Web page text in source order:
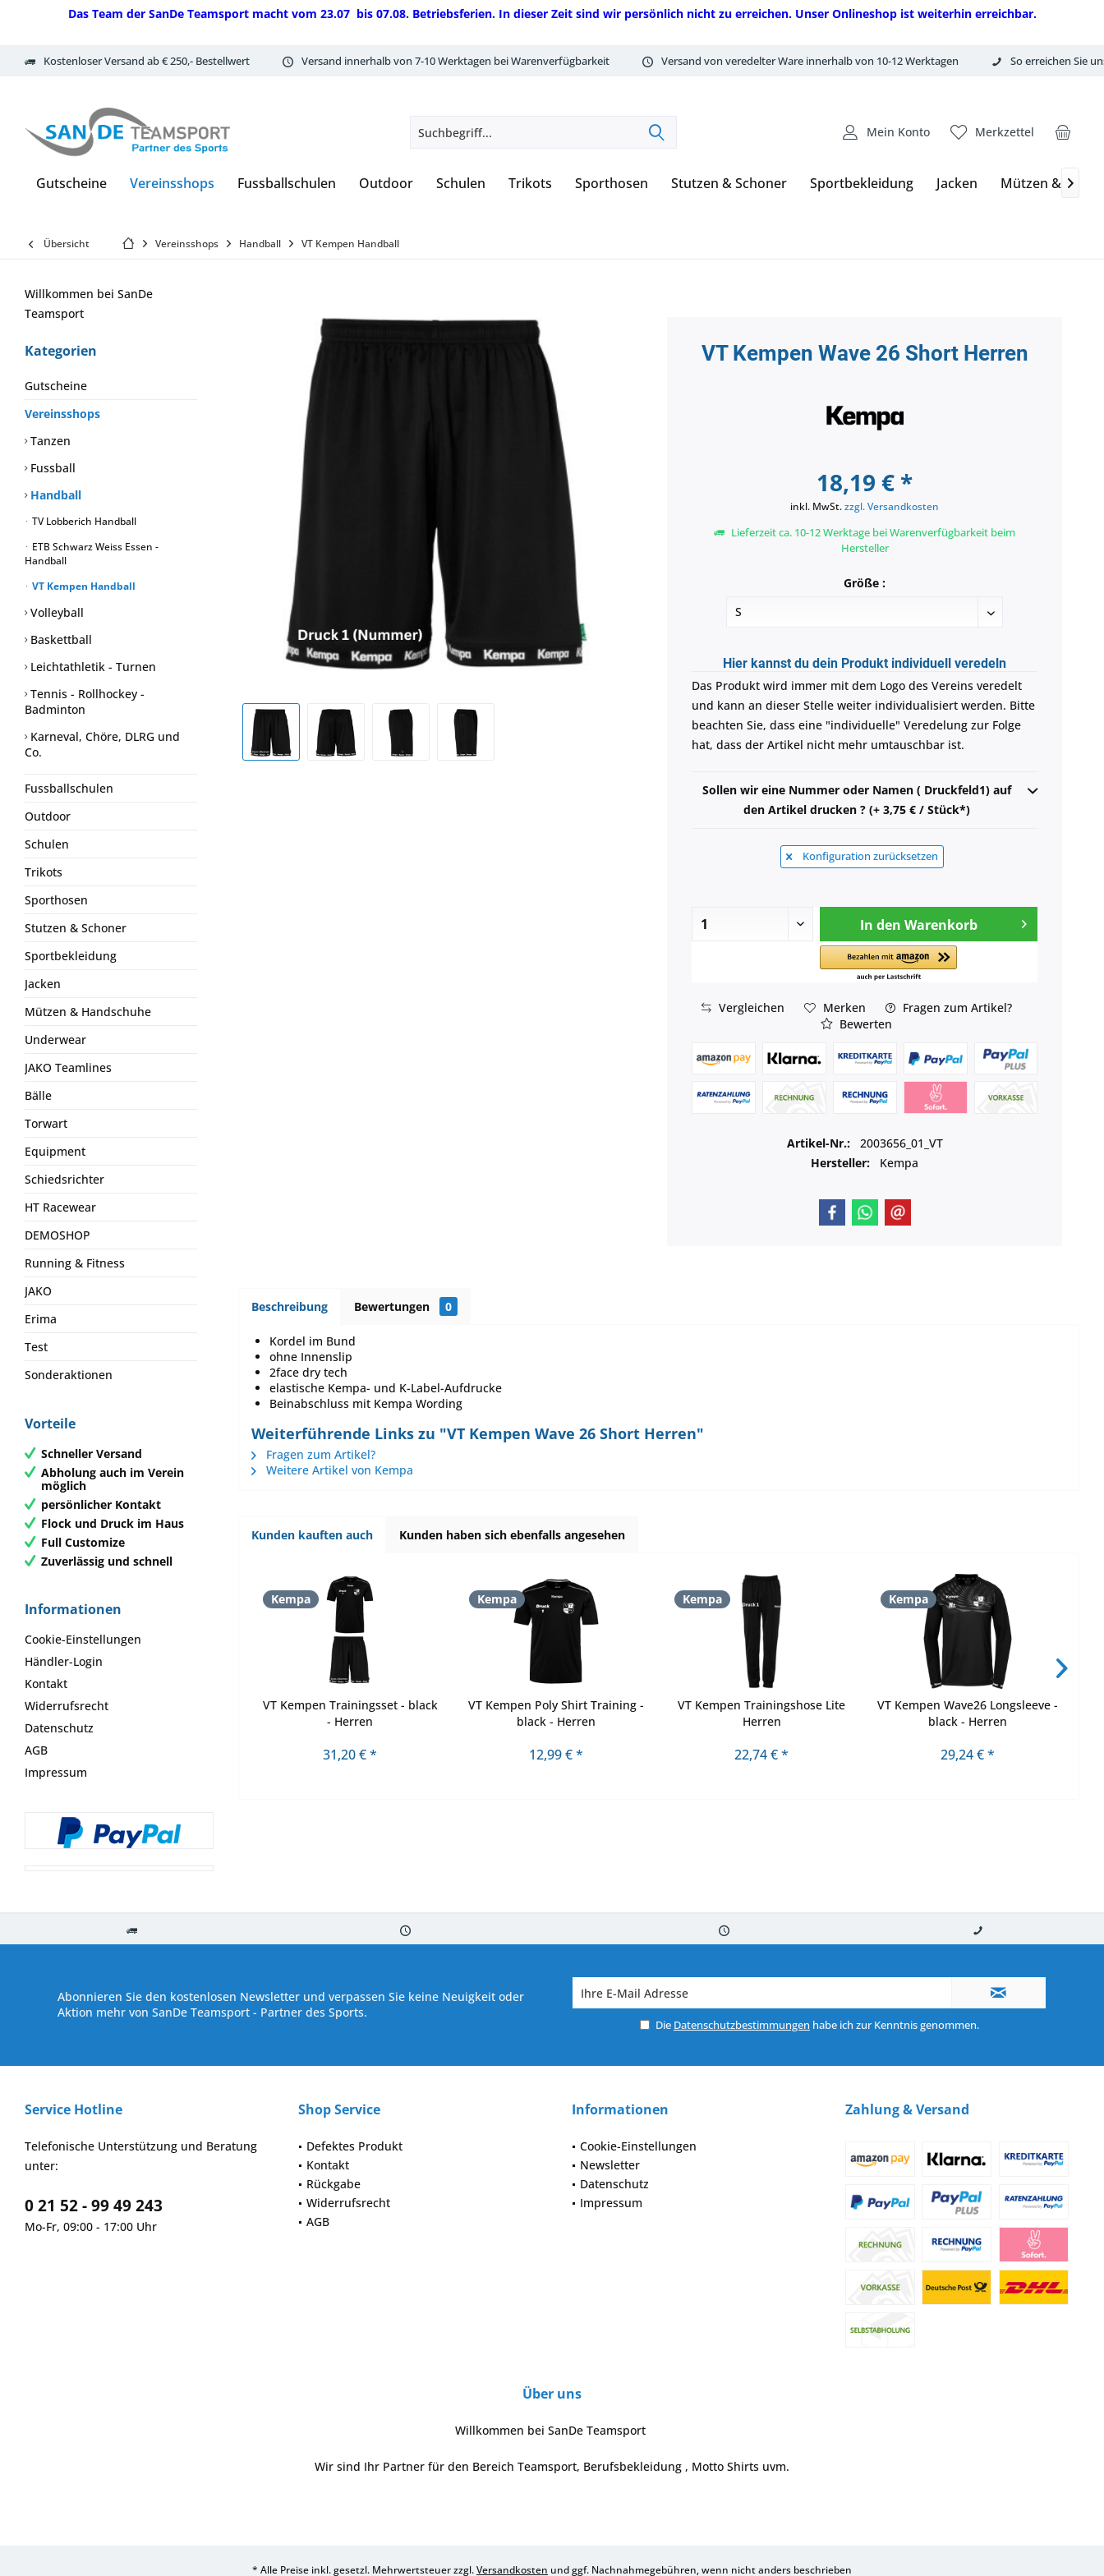
Das Team der SanDe Teamsport macht vom 23.07 bis 07.08. Betriebsferien. In dieser Zeit sind wir persönlich nicht zu erreichen. Unser Onlineshop ist weiterhin erreichbar.
Kostenloser Versand ab € 250,- Bestellwert Versand innerhalb von 7-10 Werktagen bei Warenverfügbarkeit Versand von veredelter Ware innerhalb von 10-12 Werktagen So erreichen Sie
Merkzettel
Mein Konto
Gutscheine Vereinsshops Fussballschulen Outdoor Schulen Trikots Sporthosen Stutzen & Schoner Sportbekleidung Jacken Mützen & 
Übersicht Vereinsshops Handball VT Kempen Handball
Willkommen bei SanDe
Teamsport
Kategorien
Gutscheine
Vereinsshops
Tanzen
Fussball
Handball
TV Lobberich Handball
ETB Schwarz Weiss Essen -
Handball
VT Kempen Handball
Volleyball
Baskettball
Leichtathletik - Turnen
Tennis - Rollhockey -
Badminton
Karneval, Chöre, DLRG und
Co.
Fussballschulen
Outdoor
Schulen
Trikots
Sporthosen
Stutzen & Schoner
Sportbekleidung
Jacken
Mützen & Handschuhe
Underwear
JAKO Teamlines
Bälle
Torwart
Equipment
Schiedsrichter
HT Racewear
DEMOSHOP
Running & Fitness
JAKO
Erima
Test
Sonderaktionen
Vorteile
Schneller Versand
Abholung auch im Verein
möglich
persönlicher Kontakt
Flock und Druck im Haus
Full Customize
Zuverlässig und schnell
Informationen
Cookie-Einstellungen
Händler-Login
Kontakt
Widerrufsrecht
Datenschutz
AGB
Impressum
VT Kempen Wave 26 Short Herren
18,19 € *
inkl. MwSt.zzgl. Versandkosten
Lieferzeit ca. 10-12 Werktage bei Warenverfügbarkeit beim
Hersteller
Größe :
Hier kannst du dein Produkt individuell veredeln
Das Produkt wird immer mit dem Logo des Vereins veredelt
und kann an dieser Stelle weiter individualisiert werden. Bitte
beachten Sie, dass eine "individuelle" Veredelung zur Folge
hat, dass der Artikel nicht mehr umtauschbar ist.
Sollen wir eine Nummer oder Namen ( Druckfeld1) auf
den Artikel drucken ? (+ 3,75 € / Stück*)
Konfiguration zurücksetzen
In den Warenkorb
Vergleichen Merken
Fragen zum Artikel?
Bewerten
Artikel-Nr.:
2003656_01_VT
Hersteller:
Kempa
Beschreibung Bewertungen 0
Kordel im Bund
ohne Innenslip
2face dry tech
elastische Kempa- und K-Label-Aufdrucke
Beinabschluss mit Kempa Wording
Weiterführende Links zu "VT Kempen Wave 26 Short Herren"
Fragen zum Artikel?
Weitere Artikel von Kempa
Kunden kauften auch Kunden haben sich ebenfalls angesehen
Kempa
VT Kempen Trainingsset - black
- Herren
31,20 € *
Kempa
VT Kempen Poly Shirt Training -
black - Herren
12,99 € *
Kempa
VT Kempen Trainingshose Lite
Herren
22,74 € *
Kempa
VT Kempen Wave26 Longsleeve -
black - Herren
29,24 € *
Abonnieren Sie den kostenlosen Newsletter und verpassen Sie keine Neuigkeit oder
Aktion mehr von SanDe Teamsport - Partner des Sports.
Die Datenschutzbestimmungen habe ich zur Kenntnis genommen.
Service Hotline
Telefonische Unterstützung und Beratung
unter:
0 21 52 - 99 49 243
Mo-Fr, 09:00 - 17:00 Uhr
Shop Service
Defektes Produkt
Kontakt
Rückgabe
Widerrufsrecht
AGB
Informationen
Cookie-Einstellungen
Newsletter
Datenschutz
Impressum
Zahlung & Versand
Über uns
Willkommen bei SanDe Teamsport
Wir sind Ihr Partner für den Bereich Teamsport, Berufsbekleidung , Motto Shirts uvm.
* Alle Preise inkl. gesetzl. Mehrwertsteuer zzgl.Versandkosten und ggf. Nachnahmegebühren, wenn nicht anders beschrieben